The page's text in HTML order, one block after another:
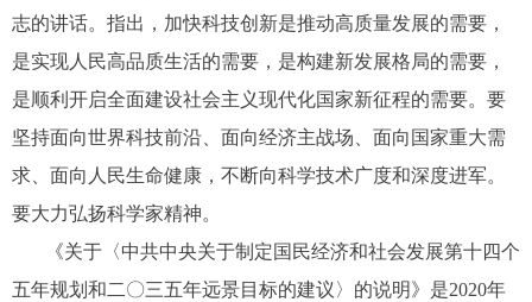
志的讲话。指出，加快科技创新是推动高质量发展的需要，
是实现人民高品质生活的需要，是构建新发展格局的需要，
是顺利开启全面建设社会主义现代化国家新征程的需要。要
坚持面向世界科技前沿、面向经济主战场、面向国家重大需
求、面向人民生命健康，不断向科学技术广度和深度进军。
要大力弘扬科学家精神。
《关于〈中共中央关于制定国民经济和社会发展第十四个
五年规划和二〇三五年远景目标的建议〉的说明》是2020年